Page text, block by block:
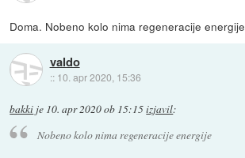
Doma. Nobeno kolo nima regeneracije energije
valdo
:: 10. apr 2020, 15:36
bakki je 10. apr 2020 ob 15:15izjavil:
Nobeno kolo nima regeneracije energije